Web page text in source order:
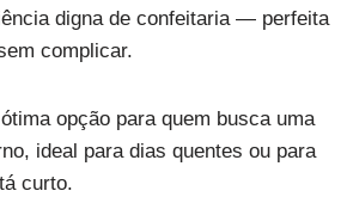
digna de confeitaria — perfeita
complicar.
opção para quem busca uma
ideal para dias quentes ou para
curto.